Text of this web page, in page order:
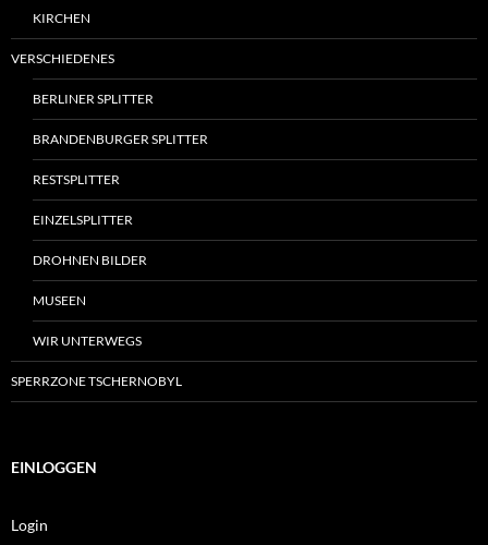
KIRCHEN
VERSCHIEDENES
BERLINER SPLITTER
BRANDENBURGER SPLITTER
RESTSPLITTER
EINZELSPLITTER
DROHNEN BILDER
MUSEEN
WIR UNTERWEGS
SPERRZONE TSCHERNOBYL
EINLOGGEN
Login